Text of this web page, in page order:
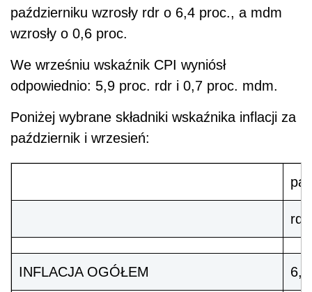
październiku wzrosły rdr o 6,4 proc., a mdm
wzrosły o 0,6 proc.
We wrześniu wskaźnik CPI wyniósł
odpowiednio: 5,9 proc. rdr i 0,7 proc. mdm.
Poniżej wybrane składniki wskaźnika inflacji za
październik i wrzesień:
rdr
INFLACJA OGÓŁEM 6,8